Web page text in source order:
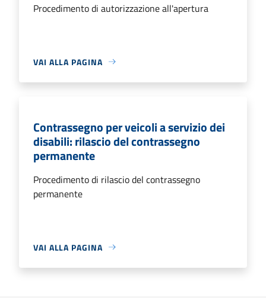
Procedimento di autorizzazione all'apertura
VAI ALLA PAGINA
Contrassegno per veicoli a servizio dei
disabili: rilascio del contrassegno
permanente
Procedimento di rilascio del contrassegno
permanente
VAI ALLA PAGINA